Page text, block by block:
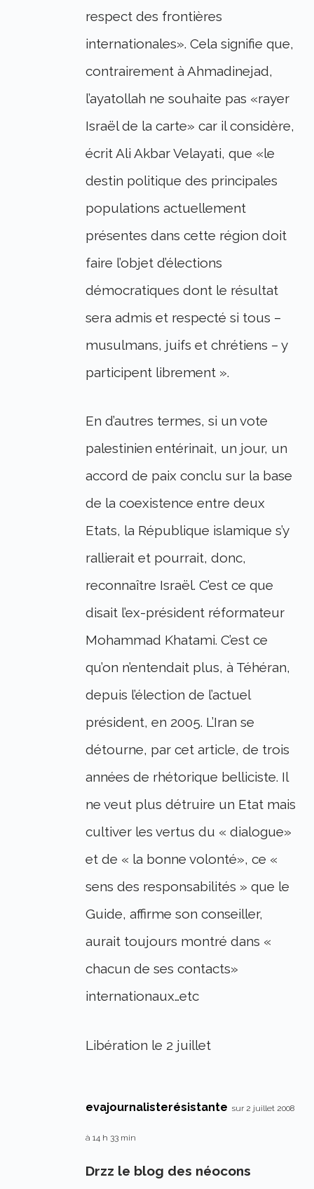
respect des frontières
internationales». Cela signifie que,
contrairement à Ahmadinejad,
l’ayatollah ne souhaite pas «rayer
Israël de la carte» car il considère,
écrit Ali Akbar Velayati, que «le
destin politique des principales
populations actuellement
présentes dans cette région doit
faire l’objet d’élections
démocratiques dont le résultat
sera admis et respecté si tous –
musulmans, juifs et chrétiens – y
participent librement ».
En d’autres termes, si un vote
palestinien entérinait, un jour, un
accord de paix conclu sur la base
de la coexistence entre deux
Etats, la République islamique s’y
rallierait et pourrait, donc,
reconnaître Israël. C’est ce que
disait l’ex-président réformateur
Mohammad Khatami. C’est ce
qu’on n’entendait plus, à Téhéran,
depuis l’élection de l’actuel
président, en 2005. L’Iran se
détourne, par cet article, de trois
années de rhétorique belliciste. Il
ne veut plus détruire un Etat mais
cultiver les vertus du « dialogue»
et de « la bonne volonté», ce «
sens des responsabilités » que le
Guide, affirme son conseiller,
aurait toujours montré dans «
chacun de ses contacts»
internationaux…etc
Libération le 2 juillet
evajournalisterésistante sur 2 juillet 2008
à 14 h 33 min
Drzz le blog des néocons